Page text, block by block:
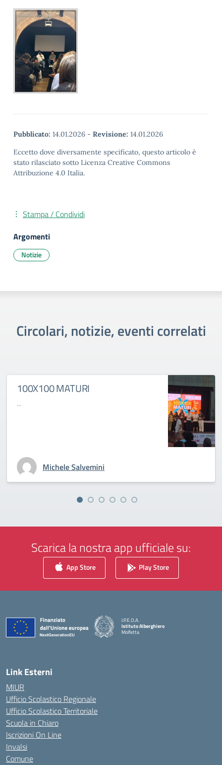
Pubblicato: 14.01.2026 - Revisione: 14.01.2026
Eccetto dove diversamente specificato, questo articolo è
stato rilasciato sotto Licenza Creative Commons
Attribuzione 4.0 Italia.
Stampa / Condividi
Argomenti
Notizie
Circolari, notizie, eventi correlati
100X100 MATURI
...
Michele Salvemini
Scarica la nostra app ufficiale su:
App Store Play Store
I.P.E.O.A.
Istituto Alberghiero
Molfetta
Link Esterni
MIUR
Ufficio Scolastico Regionale
Ufficio Scolastico Territoriale
Scuola in Chiaro
Iscrizioni On Line
Invalsi
Comune